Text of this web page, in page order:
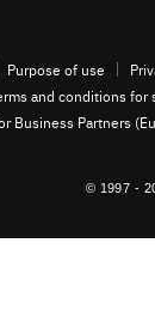
Purpose of use
and conditions for
Business Partners
© 1997 -